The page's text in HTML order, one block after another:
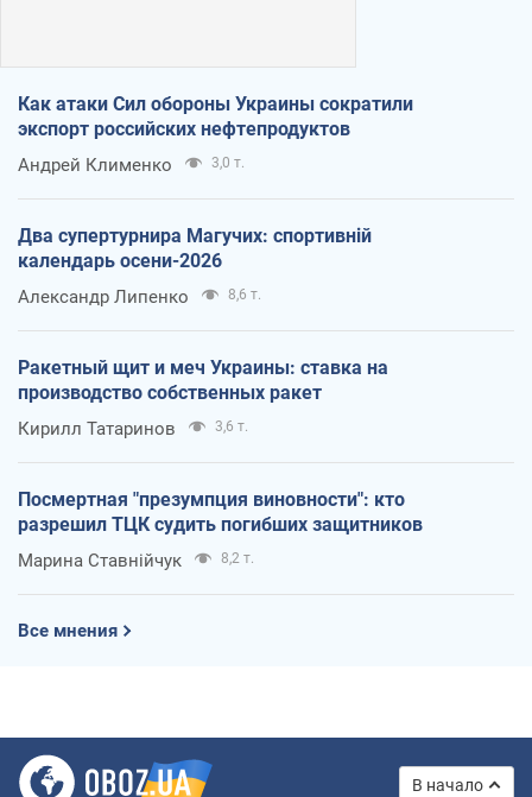
Как атаки Сил обороны Украины сократили
экспорт российских нефтепродуктов
Андрей Клименко 3,0 т.
Два супертурнира Магучих: спортивній
календарь осени-2026
Александр Липенко 8,6 т.
Ракетный щит и меч Украины: ставка на
производство собственных ракет
Кирилл Татаринов 3,6 т.
Посмертная "презумпция виновности": кто
разрешил ТЦК судить погибших защитников
Марина Ставнійчук 8,2 т.
Все мнения
В начало